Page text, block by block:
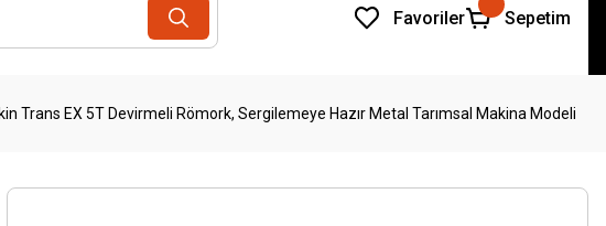
Favoriler Sepetim
Trans EX 5T Devirmeli Römork, Sergilemeye Hazır Metal Tarımsal Makina Modeli